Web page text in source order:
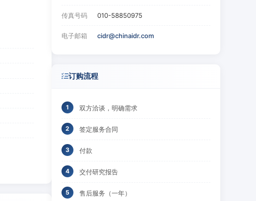
传真号码 010-58850975
电子邮箱 cidr@chinaidr.com
订购流程
双方洽谈，明确需求
签定服务合同
付款
交付研究报告
售后服务（一年）